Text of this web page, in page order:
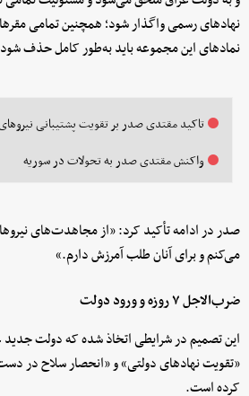
نهادهای رسمی واگذار شود؛ همچنین تمامی
نمادهای این مجموعه باید به‌طور کامل حذف
تاکید مقتدی صدر بر تقویت پشتیبانی
واکنش مقتدی صدر به تحولات در سوریه
صدر در ادامه تأکید کرد: «از مجاهدت‌های
می‌کنم و برای آنان طلب آمرزش دارم.»
ضرب‌الاجل ۷ روزه و ورود دولت
این تصمیم در شرایطی اتخاذ شده که دولت
«تقویت نهادهای دولتی» و «انحصار سلاح در
کرده است.